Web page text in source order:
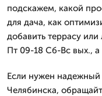
подскажем, какой
для дача, как
добавить террасу
Пт 09-18 Сб-Вс вых.,
Если нужен надежный
Челябинска,